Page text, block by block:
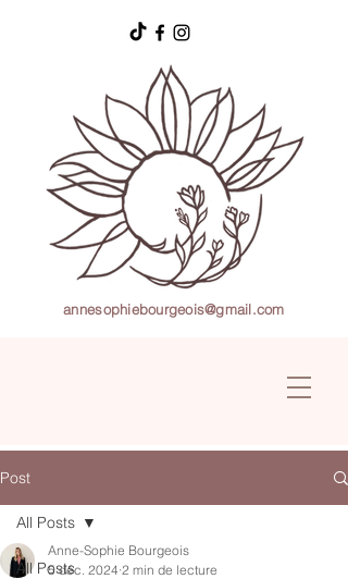
annesophiebourgeois@gmail.com
Post
All Posts
All Posts
Anne-Sophie Bourgeois
5 déc. 2024 2 min de lecture